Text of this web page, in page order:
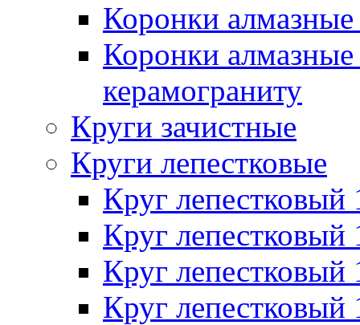
Коронки
Коронки
керамограниту
Круги зачистные
Круги лепестковые
Круг
Круг
Круг
Круг